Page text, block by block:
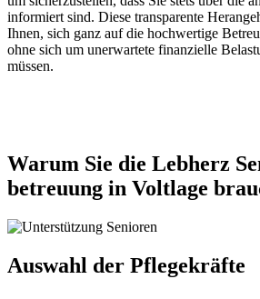
informiert sind. Diese transparente
Ihnen, sich ganz auf die hochwertige
ohne sich um unerwartete finanzielle
müssen.
Warum Sie die Lebherz
betreuung in Voltlage
Auswahl der Pflegekräfte